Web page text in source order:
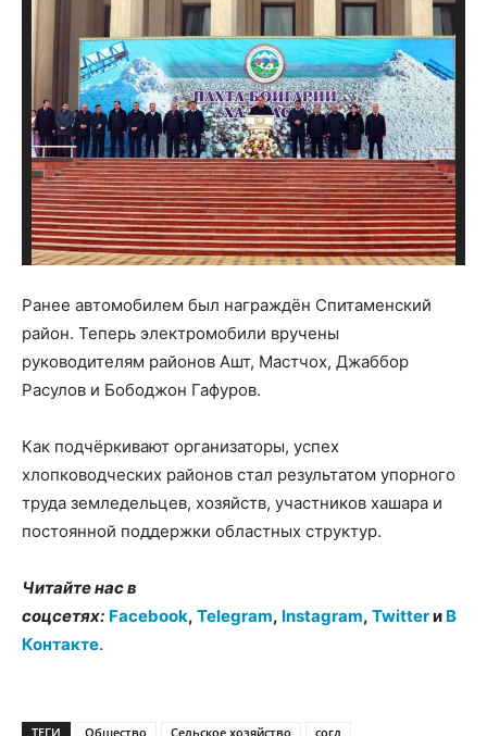
Ранее автомобилем был награждён Спитаменский
район. Теперь электромобили вручены
руководителям районов Ашт, Мастчох, Джаббор
Расулов и Бободжон Гафуров.
Как подчёркивают организаторы, успех
хлопководческих районов стал результатом упорного
труда земледельцев, хозяйств, участников хашара и
постоянной поддержки областных структур.
Читайте нас в
соцсетях: Facebook, Telegram, Instagram, Twitterи В
Контакте.
ТЕГИ Общество Сельское хозяйство согд